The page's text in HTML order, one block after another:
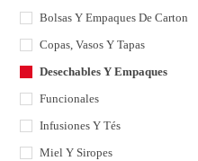
Bolsas Y Empaques De Carton
Copas, Vasos Y Tapas
Desechables Y Empaques
Funcionales
Infusiones Y Tés
Miel Y Siropes